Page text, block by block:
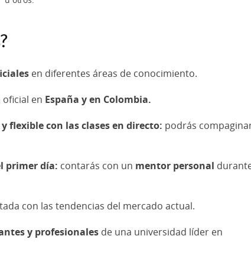
del Deporte con Inteligencia Artificial
y Culturales en Lengua Inglesa
en Arqueología
Contemporáneo y Cultura Visual
en diferentes áreas de conocimiento.
en España y en Colombia.
flexible con las clases en directo: podrás
primer día: contarás con un mentor personal
con las tendencias del mercado actual.
y profesionales de una universidad líder en